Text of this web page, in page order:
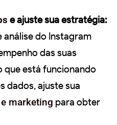
e ajuste sua estratégia:
análise do Instagram
das suas
que está funcionando
dados, ajuste sua
marketing para obter